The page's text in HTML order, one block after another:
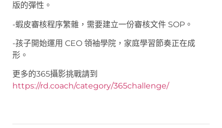
版的彈性。
-蝦皮審核程序繁雜，需要建立一份審核文件 SOP。
-孩子開始運用 CEO 領袖學院，家庭學習節奏正在成
形。
更多的365攝影挑戰請到
https://rd.coach/category/365challenge/